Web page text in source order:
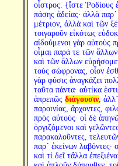
οἶστρος. {ἴστε Ῥοδίους
πάσης ἀδείας· ἀλλὰ
μέτριον, ἀλλὰ καὶ τῶν
τοιγαροῦν εἰκότως
αἰδούμενοι γὰρ αὑτοὺς
οἶμαι παρά τε τῶν
καὶ τῶν ἄλλων
τοὺς σώφρονας, οἷον
γὰρ φύσις ἀναγκάζει
ταῦτα πάντα· αὐτίκα
ἀπρεπῶς διάγουσιν,
παροινίας, ἄρχοντες,
πρὸς αὐτούς· οἱ δὲ
ὀργιζόμενοι καὶ
παρακαλοῦντες,
παρ´ ἐκείνων
καὶ τί δεῖ τἄλλα